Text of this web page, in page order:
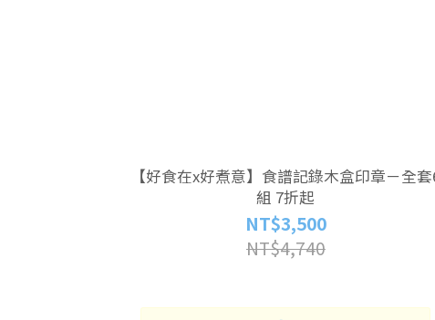
【好食在x好煮意】食譜記錄木盒印章－全
組 7折起
NT$3,500
NT$4,740